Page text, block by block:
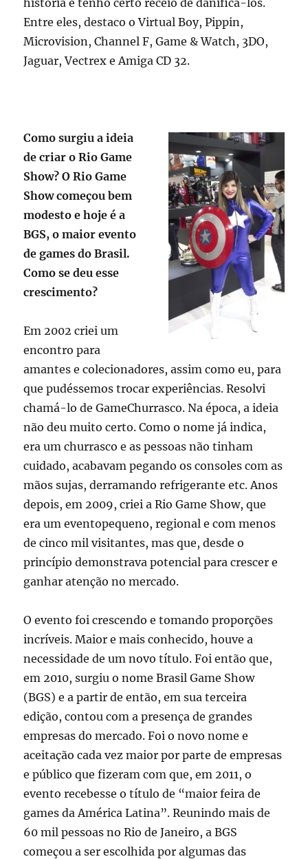
Entre eles, destaco o Virtual Boy, Pippin,
Microvision, Channel F, Game & Watch, 3DO,
Jaguar, Vectrex e Amiga CD 32.
Como surgiu a ideia
de criar o Rio Game
Show? O Rio Game
Show começou bem
modesto e hoje é a
BGS, o maior evento
de games do Brasil.
Como se deu esse
crescimento?
Em 2002 criei um
encontro para
amantes e colecionadores, assim como eu, para
que pudéssemos trocar experiências. Resolvi
chamá-lo de GameChurrasco. Na época, a ideia
não deu muito certo. Como o nome já indica,
era um churrasco e as pessoas não tinham
cuidado, acabavam pegando os consoles com as
mãos sujas, derramando refrigerante etc. Anos
depois, em 2009, criei a Rio Game Show, que
era um eventopequeno, regional e com menos
de cinco mil visitantes, mas que, desde o
princípio demonstrava potencial para crescer e
ganhar atenção no mercado.
O evento foi crescendo e tomando proporções
incríveis. Maior e mais conhecido, houve a
necessidade de um novo título. Foi então que,
em 2010, surgiu o nome Brasil Game Show
(BGS) e a partir de então, em sua terceira
edição, contou com a presença de grandes
empresas do mercado. Foi o novo nome e
aceitação cada vez maior por parte de empresas
e público que fizeram com que, em 2011, o
evento recebesse o título de “maior feira de
games da América Latina”. Reunindo mais de
60 mil pessoas no Rio de Janeiro, a BGS
começou a ser escolhida por algumas das